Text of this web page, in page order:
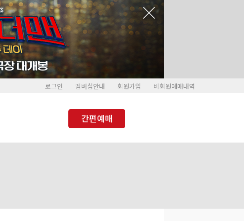
로그인 멤버십안내 회원가입 비회원예매내역
간편예매